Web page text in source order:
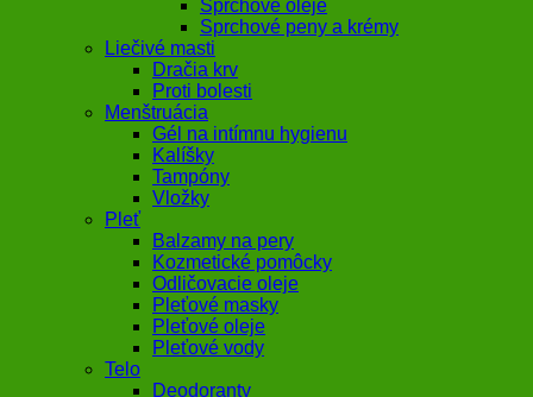
Sprchové oleje
Sprchové peny a krémy
Liečivé masti
Dračia krv
Proti bolesti
Menštruácia
Gél na intímnu hygienu
Kalíšky
Tampóny
Vložky
Pleť
Balzamy na pery
Kozmetické pomôcky
Odličovacie oleje
Pleťové masky
Pleťové oleje
Pleťové vody
Telo
Deodoranty